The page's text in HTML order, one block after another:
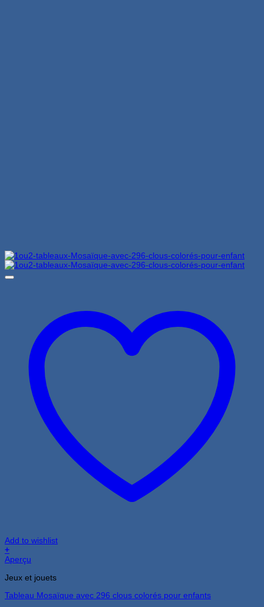
Add to wishlist
+
Aperçu
Jeux et jouets
Tableau Mosaïque avec 296 clous colorés pour enfants